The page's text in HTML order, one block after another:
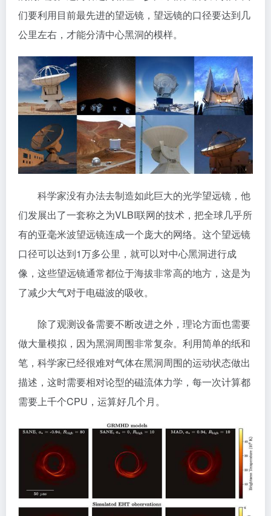
们要利用目前最先进的望远镜，望远镜的口径要达到几
公里左右，才能分清中心黑洞的模样。
科学家没有办法去制造如此巨大的光学望远镜，他
们发展出了一套称之为VLBI联网的技术，把全球几乎所
有的亚毫米波望远镜连成一个庞大的网络。这个望远镜
口径可以达到1万多公里，就可以对中心黑洞进行成
像，这些望远镜通常都位于海拔非常高的地方，这是为
了减少大气对于电磁波的吸收。
除了观测设备需要不断改进之外，理论方面也需要
做大量模拟，因为黑洞周围非常复杂。利用简单的纸和
笔，科学家已经很难对气体在黑洞周围的运动状态做出
描述，这时需要相对论型的磁流体力学，每一次计算都
需要上千个CPU，运算好几个月。